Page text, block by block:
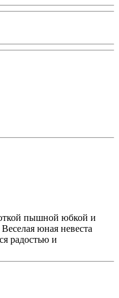
пышной юбкой и
юная невеста
радостью и